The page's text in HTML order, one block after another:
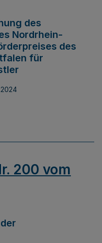
des
Nordrhein-
des
für
200 vom